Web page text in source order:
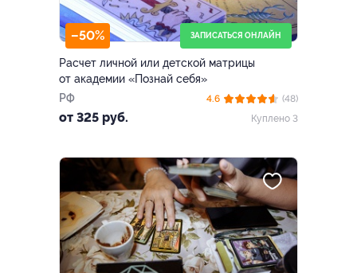
–50% ЗАПИСАТЬСЯ ОНЛАЙН
Расчет личной или детской матрицы
от академии «Познай себя»
РФ
от 325 руб.
4.6
(48)
Куплено 3